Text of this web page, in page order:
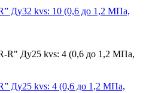
Ду32 kvs: 10 (0,6 до 1,2 МПа,
Ду25 kvs: 4 (0,6 до 1,2 МПа,